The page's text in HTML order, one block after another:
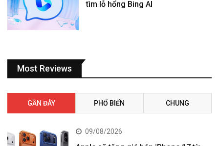
tìm lỗ hổng Bing AI
Most Reviews
GẦN ĐÂY PHỔ BIẾN CHUNG
09/08/2026